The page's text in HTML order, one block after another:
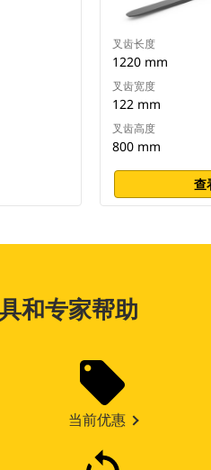
叉齿长度
1220 mm
叉齿宽度
122 mm
叉齿高度
800 mm
查
和专家帮助
当前优惠